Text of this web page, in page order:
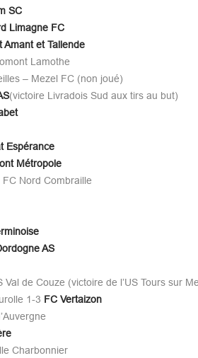
SC
Limagne FC
Amant et Tallende
Lamothe
– Mezel FC (non joué)
(victoire Livradois Sud aux tirs au but)
Espérance
Métropole
Nord Combraille
AS
Val de Couze (victoire de l’US Tours sur
1-3 FC Vertaizon
Charbonnier